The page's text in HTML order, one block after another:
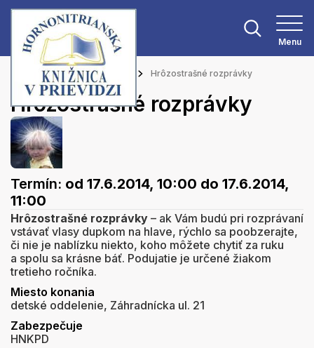
Menu
Hlavná stránka Podujatia Hrôzostrašné rozprávky
Hrôzostrašné rozprávky
Termín: od 17.6.2014, 10:00 do 17.6.2014,
11:00
Hrôzostrašné rozprávky – ak Vám budú pri rozprávaní
vstávať vlasy dupkom na hlave, rýchlo sa poobzerajte,
či nie je nablízku niekto, koho môžete chytiť za ruku
a spolu sa krásne báť. Podujatie je určené žiakom
tretieho ročníka.
Miesto konania
detské oddelenie, Záhradnícka ul. 21
Zabezpečuje
HNKPD